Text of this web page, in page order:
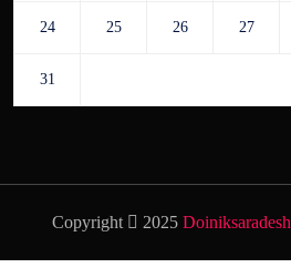
24 25 26 27
31
Copyright 2025 Doiniksaradesh